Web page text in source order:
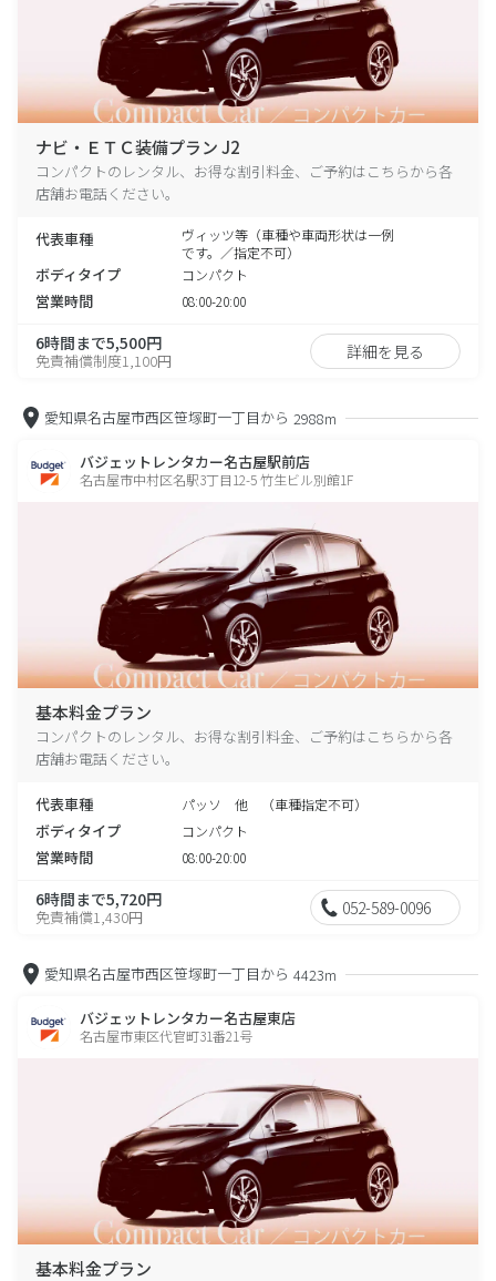
ナビ・ＥＴＣ装備プラン J2
コンパクトのレンタル、お得な割引料金、ご予約はこちらから各
店舗お電話ください。
代表車種
ヴィッツ等（車種や車両形状は一例
です。／指定不可）
ボディタイプ コンパクト
営業時間 08:00-20:00
6時間まで5,500円
免責補償制度1,100円 詳細を見る
愛知県名古屋市西区笹塚町一丁目から 2988m
バジェットレンタカー名古屋駅前店
名古屋市中村区名駅3丁目12-5 竹生ビル別館1F
基本料金プラン
コンパクトのレンタル、お得な割引料金、ご予約はこちらから各
店舗お電話ください。
代表車種 パッソ 他 （車種指定不可）
ボディタイプ コンパクト
営業時間 08:00-20:00
6時間まで5,720円
免責補償1,430円 052-589-0096
愛知県名古屋市西区笹塚町一丁目から 4423m
バジェットレンタカー名古屋東店
名古屋市東区代官町31番21号
基本料金プラン